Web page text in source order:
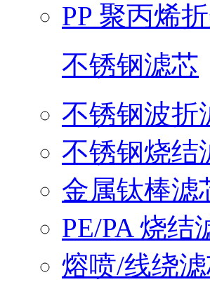
PP 聚丙烯
不锈钢滤芯
不锈钢波折
不锈钢烧结
金属钛棒滤
PE/PA 烧结
熔喷/线绕